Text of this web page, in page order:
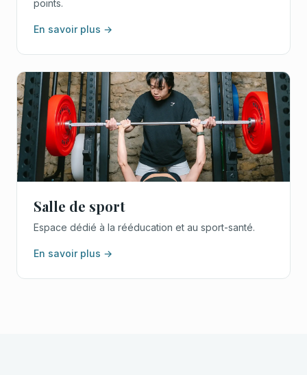
points.
En savoir plus →
Salle de sport
Espace dédié à la rééducation et au sport-santé.
En savoir plus →